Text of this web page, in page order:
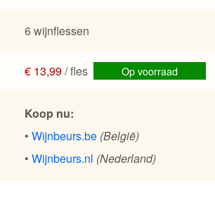
6 wijnflessen
€ 13,99/ fles Op voorraad
Koop nu:
• Wijnbeurs.be (België)
• Wijnbeurs.nl (Nederland)